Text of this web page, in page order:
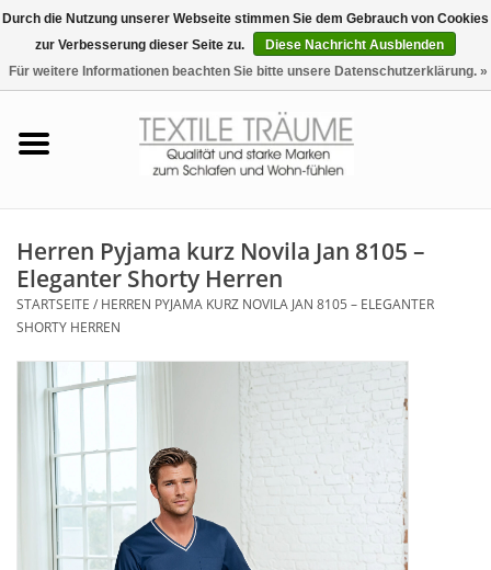
0 Artikel - €0,00
Tag & Nachtwäsche
Badezimmer & Sauna
Haus-Bademäntel
Plaids, Decken, Kissen
Herren Pyjama kurz Novila Jan 8105 –
Eleganter Shorty Herren
STARTSEITE / HERREN PYJAMA KURZ NOVILA JAN 8105 – ELEGANTER
SHORTY HERREN
Durch die Nutzung unserer Webseite stimmen Sie dem Gebrauch von Cookies
zur Verbesserung dieser Seite zu.
Diese Nachricht Ausblenden
Für weitere Informationen beachten Sie bitte unsere Datenschutzerklärung. »